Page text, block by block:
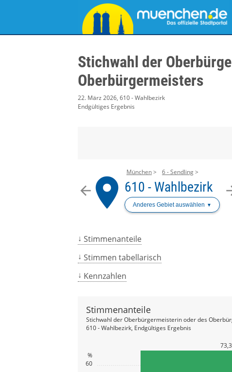
Stichwahl der
Oberbürgermeisters
22. März 2026, 610 - Wahlbezirk
Endgültiges Ergebnis
arrow_backplace
München 6 - Sendling
610 - Wahlbezirk
Anderes Gebiet auswählen
Stimmenanteile
Stimmen tabellarisch
Kennzahlen
60
%
73,3
Stimmenanteile
Stichwahl der Oberbürgermeisterin oder des
610 - Wahlbezirk, Endgültiges Ergebnis